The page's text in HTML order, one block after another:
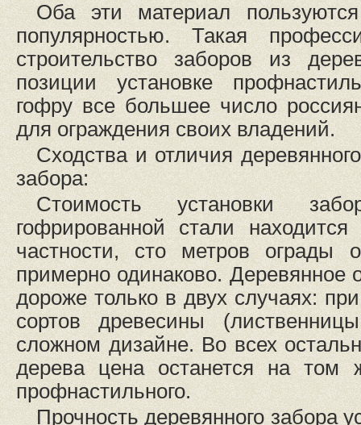
Оба эти материал
популярностью. Такая
строительство заборов из
позиции установке
гофру все большее число
для ограждения своих владений.
Сходства и отличия
забора:
Стоимость установки
гофрированной стали
частности, сто метров ограды
примерно одинаково. Деревянное
дороже только в двух случаях:
сортов древесины
сложном дизайне. Во всех
дерева цена останется на
профнастильного.
Прочность деревянного забора